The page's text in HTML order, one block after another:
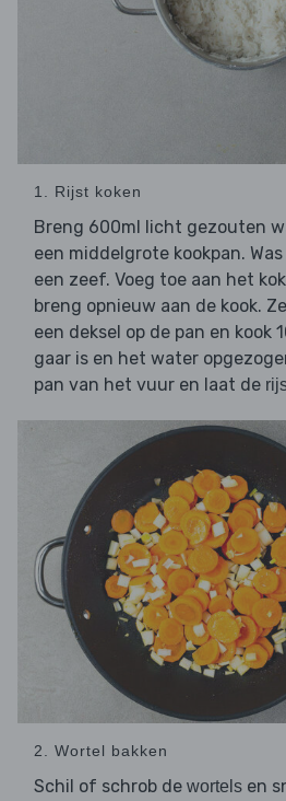
1. Rijst koken
Breng 600ml licht gezouten
een middelgrote kookpan.
een zeef. Voeg toe aan het
breng opnieuw aan de kook.
een deksel op de pan en kook
gaar is en het water
pan van het vuur en laat de
2. Wortel bakken
Schil of schrob de wortels en